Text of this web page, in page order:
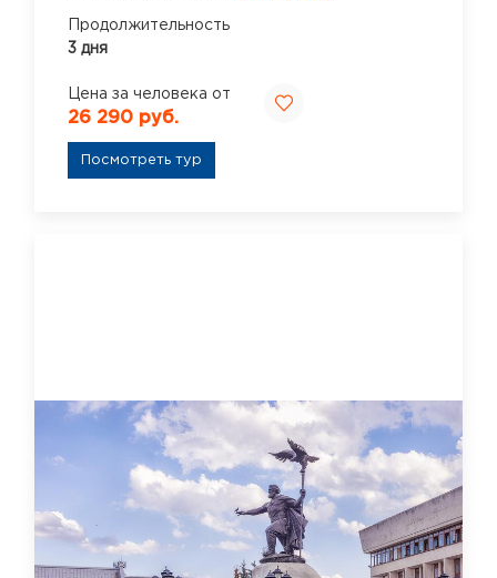
Продолжительность
3 дня
Цена за человека от
26 290 руб.
Посмотреть тур